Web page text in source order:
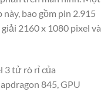
bao gồm pin 2.915
2160 x 1080 pixel và
3 tử rò rỉ của
845, GPU